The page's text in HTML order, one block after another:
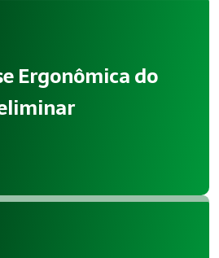
Ergonômica do